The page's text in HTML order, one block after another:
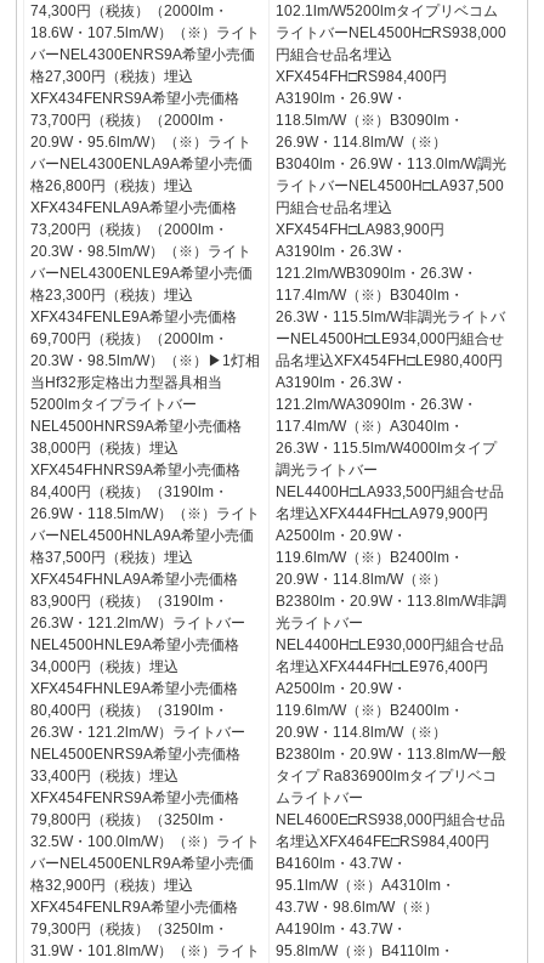
74,300円（税抜）（2000lm・
18.6W・107.5lm/W）（※）ライト
バーNEL4300ENRS9A希望小売価
格27,300円（税抜）埋込
XFX434FENRS9A希望小売価格
73,700円（税抜）（2000lm・
20.9W・95.6lm/W）（※）ライト
バーNEL4300ENLA9A希望小売価
格26,800円（税抜）埋込
XFX434FENLA9A希望小売価格
73,200円（税抜）（2000lm・
20.3W・98.5lm/W）（※）ライト
バーNEL4300ENLE9A希望小売価
格23,300円（税抜）埋込
XFX434FENLE9A希望小売価格
69,700円（税抜）（2000lm・
20.3W・98.5lm/W）（※）▶1灯相
当Hf32形定格出力型器具相当
5200lmタイプライトバー
NEL4500HNRS9A希望小売価格
38,000円（税抜）埋込
XFX454FHNRS9A希望小売価格
84,400円（税抜）（3190lm・
26.9W・118.5lm/W）（※）ライト
バーNEL4500HNLA9A希望小売価
格37,500円（税抜）埋込
XFX454FHNLA9A希望小売価格
83,900円（税抜）（3190lm・
26.3W・121.2lm/W）ライトバー
NEL4500HNLE9A希望小売価格
34,000円（税抜）埋込
XFX454FHNLE9A希望小売価格
80,400円（税抜）（3190lm・
26.3W・121.2lm/W）ライトバー
NEL4500ENRS9A希望小売価格
33,400円（税抜）埋込
XFX454FENRS9A希望小売価格
79,800円（税抜）（3250lm・
32.5W・100.0lm/W）（※）ライト
バーNEL4500ENLR9A希望小売価
格32,900円（税抜）埋込
XFX454FENLR9A希望小売価格
79,300円（税抜）（3250lm・
31.9W・101.8lm/W）（※）ライト
102.1lm/W5200lmタイプリベコム
ライトバーNEL4500H□RS938,000
円組合せ品名埋込
XFX454FH□RS984,400円
A3190lm・26.9W・
118.5lm/W（※）B3090lm・
26.9W・114.8lm/W（※）
B3040lm・26.9W・113.0lm/W調光
ライトバーNEL4500H□LA937,500
円組合せ品名埋込
XFX454FH□LA983,900円
A3190lm・26.3W・
121.2lm/WB3090lm・26.3W・
117.4lm/W（※）B3040lm・
26.3W・115.5lm/W非調光ライトバ
ーNEL4500H□LE934,000円組合せ
品名埋込XFX454FH□LE980,400円
A3190lm・26.3W・
121.2lm/WA3090lm・26.3W・
117.4lm/W（※）A3040lm・
26.3W・115.5lm/W4000lmタイプ
調光ライトバー
NEL4400H□LA933,500円組合せ品
名埋込XFX444FH□LA979,900円
A2500lm・20.9W・
119.6lm/W（※）B2400lm・
20.9W・114.8lm/W（※）
B2380lm・20.9W・113.8lm/W非調
光ライトバー
NEL4400H□LE930,000円組合せ品
名埋込XFX444FH□LE976,400円
A2500lm・20.9W・
119.6lm/W（※）B2400lm・
20.9W・114.8lm/W（※）
B2380lm・20.9W・113.8lm/W一般
タイプ Ra836900lmタイプリベコ
ムライトバー
NEL4600E□RS938,000円組合せ品
名埋込XFX464FE□RS984,400円
B4160lm・43.7W・
95.1lm/W（※）A4310lm・
43.7W・98.6lm/W（※）
A4190lm・43.7W・
95.8lm/W（※）B4110lm・